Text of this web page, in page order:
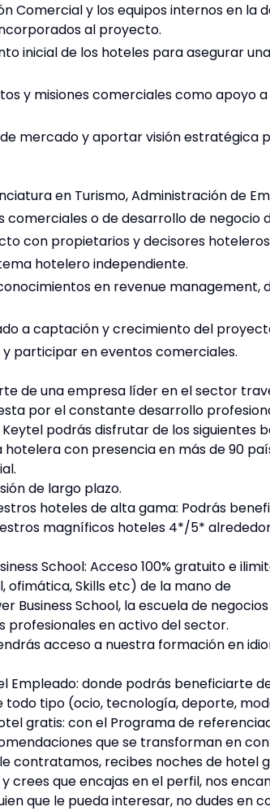
Comercial y los equipos internos en la
al proyecto.
inicial de los hoteles para asegurar
y misiones comerciales como apoyo
mercado y aportar visión estratégica
en Turismo, Administración de
comerciales o de desarrollo de
con propietarios y decisores
hotelero independiente.
en revenue management,
a captación y crecimiento del
participar en eventos comerciales.
de una empresa líder en el sector
por el constante desarrollo
podrás disfrutar de los siguientes
con presencia en más de 90
de largo plazo.
hoteles de alta gama: Podrás
magníficos hoteles 4*/5*
School: Acceso 100% gratuito e
ofimática, Skills etc) de la mano de
Business School, la escuela de
profesionales en activo del sector.
acceso a nuestra formación en
Empleado: donde podrás beneficiarte
todo tipo (ocio, tecnología, deporte,
gratis: con el Programa de
que se transforman en
contratamos, recibes noches de hotel
crees que encajas en el perfil, nos
que le pueda interesar, no dudes en